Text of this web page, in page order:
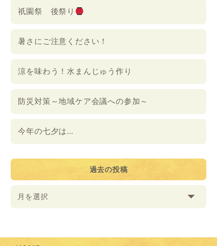
祇園祭 後祭り
暑さにご注意ください！
涼を味わう！水まんじゅう作り
防災対策～地域ケア会議への参加～
今年の七夕は…
過去の投稿
月を選択